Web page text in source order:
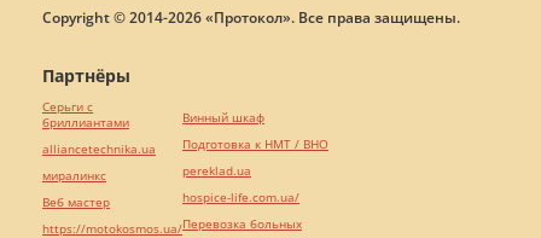
Copyright © 2014-2026 «Протокол». Все права защищены.
Партнёры
Серьги с
бриллиантами
alliancetechnika.ua
миралинкс
Веб мастер
https://motokosmos.ua/
Винный шкаф
Подготовка к НМТ / ВНО
pereklad.ua
hospice-life.com.ua/
Перевозка больных